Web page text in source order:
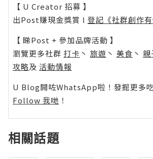
【 U Creator 招募 】
出Post賺現金獎賞 l 登記《社群創作有
【 睇Post + 參加品牌活動 】
瀏覽更多社群 打卡 丶 旅遊 丶 美食 丶 親
攻略及 活動情報
U Blog開咗WhatsApp啦！發掘更多
Follow 我哋 ！
相關話題